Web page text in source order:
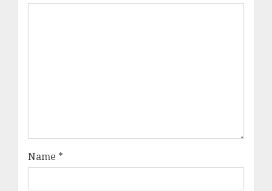
Name *